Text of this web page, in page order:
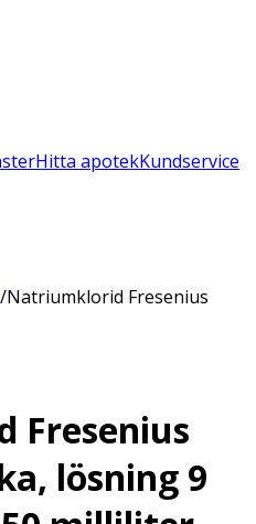
Hitta apotekKundservice
/Natriumklorid Fresenius
Fresenius
lösning 9